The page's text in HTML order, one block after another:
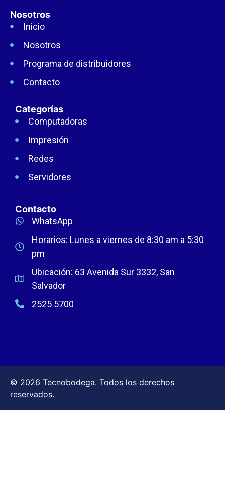
Nosotros
Inicio
Nosotros
Programa de distribuidores
Contacto
Categorías
Computadoras
Impresión
Redes
Servidores
Contacto
WhatsApp
Horarios: Lunes a viernes de 8:30 am a 5:30
pm
Ubicación: 63 Avenida Sur 3332, San
Salvador
2525 5700
© 2026 Tecnobodega. Todos los derechos
reservados.